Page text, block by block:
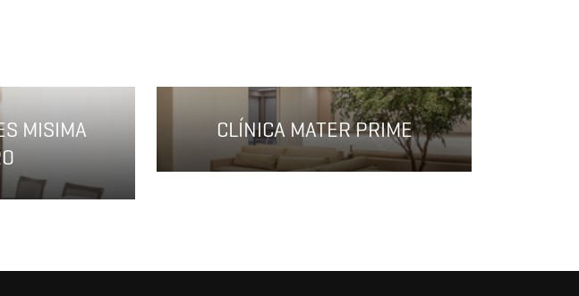
MISIMA
CLÍNICA MATER PRIME